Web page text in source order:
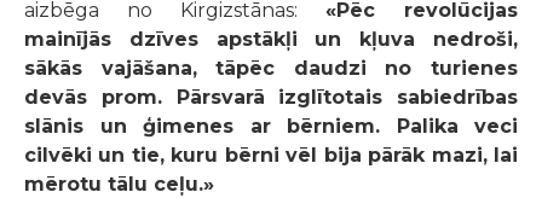
aizbēga no Kirgizstānas: «Pēc revolūcijas
mainījās dzīves apstākļi un kļuva nedroši,
sākās vajāšana, tāpēc daudzi no turienes
devās prom. Pārsvarā izglītotais sabiedrības
slānis un ģimenes ar bērniem. Palika veci
cilvēki un tie, kuru bērni vēl bija pārāk mazi, lai
mērotu tālu ceļu.»